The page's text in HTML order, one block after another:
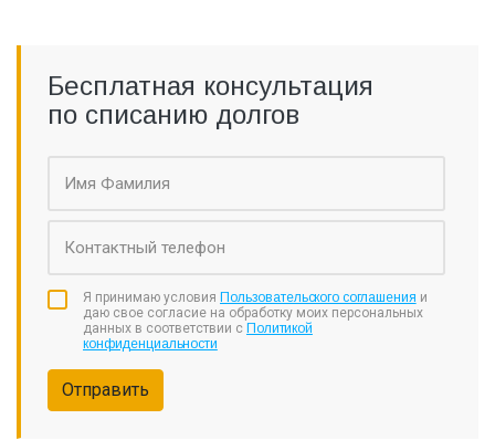
Бесплатная консультация
по списанию долгов
Я принимаю условия Пользовательского соглашения и
даю свое согласие на обработку моих персональных
данных в соответствии с Политикой
конфиденциальности
Отправить